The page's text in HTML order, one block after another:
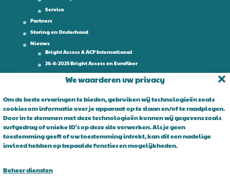
We waarderen uw privacy
Om de beste ervaringen te bieden, gebruiken wij technologieën zoals
cookies om informatie over je apparaat op te slaan en/of te raadplegen.
Door in te stemmen met deze technologieën kunnen wij gegevens zoals
surfgedrag of unieke ID's op deze site verwerken. Als je geen
toestemming geeft of uw toestemming intrekt, kan dit een nadelige
invloed hebben op bepaalde functies en mogelijkheden.
Beheer diensten
Service
Partners
Storing en Onderhoud
Nieuws
Bright Access & ACP International
26-8-2025 Bright Access en Eurofiber
Werken bij
Over Bright Access
Glasvezel voor ondernemers. Al 15 jaar is Bright Access dé glasvezel
leverancier voor ondernemend Nederland. Bright Access maakt
glasvezel voor iedereen toegankelijk. De vraag is niet of u overstapt